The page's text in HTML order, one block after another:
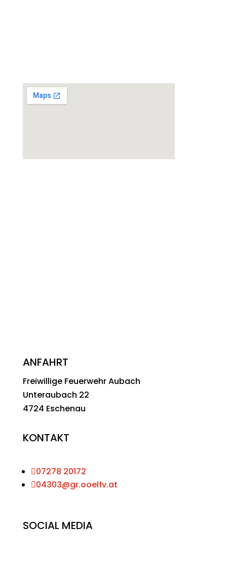
ANFAHRT
Freiwillige Feuerwehr Aubach
Unteraubach 22
4724 Eschenau
KONTAKT
07278 20172
04303@gr.ooelfv.at
SOCIAL MEDIA